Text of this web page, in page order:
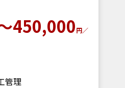
450,000円／
管理